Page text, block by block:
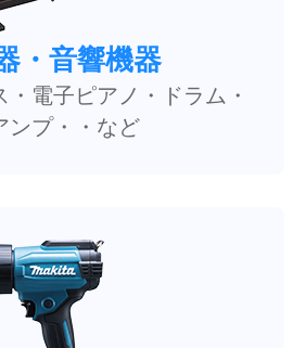
・音響機器
電子ピアノ・ドラム・
ンプ・・など